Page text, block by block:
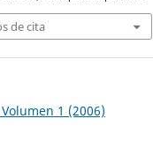
de cita
1 (2006)